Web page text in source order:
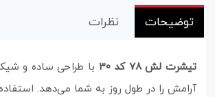
توضیحات نظرات
تیشرت لش ۷۸ کد ۳۰
با طراحی ساده و
آرامش را در طول روز به شما می‌دهد.